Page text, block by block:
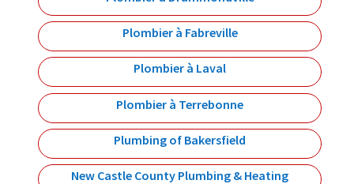
Plombier à Fabreville
Plombier à Laval
Plombier à Terrebonne
Plumbing of Bakersfield
New Castle County Plumbing & Heating